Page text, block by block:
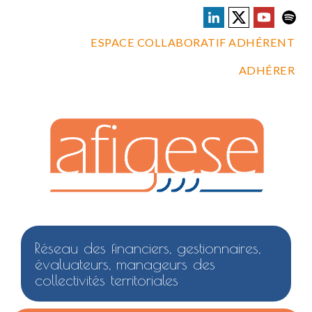
ESPACE COLLABORATIF ADHÉRENT
ADHÉRER
Réseau des financiers, gestionnaires,
évaluateurs, manageurs des
collectivités territoriales